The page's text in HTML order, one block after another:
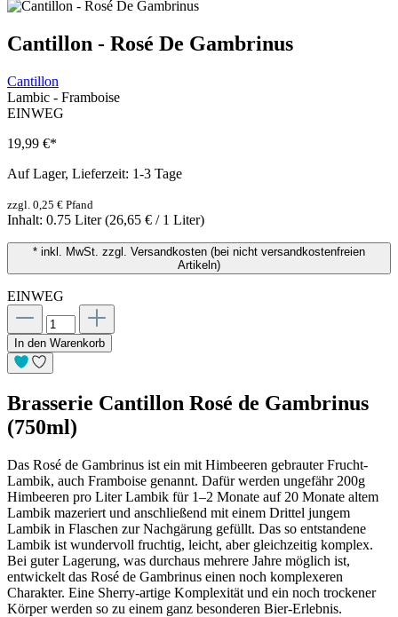
Cantillon - Rosé De Gambrinus
Cantillon
Lambic - Framboise
EINWEG
19,99 €*
Auf Lager, Lieferzeit: 1-3 Tage
zzgl. 0,25 € Pfand
Inhalt: 0.75 Liter(26,65 € / 1 Liter)
* inkl. MwSt. zzgl. Versandkosten (bei nicht versandkostenfreien
Artikeln)
EINWEG
In den Warenkorb
Brasserie Cantillon Rosé de Gambrinus
(750ml)
Das Rosé de Gambrinus ist ein mit Himbeeren gebrauter Frucht-
Lambik, auch Framboise genannt. Dafür werden ungefähr 200g
Himbeeren pro Liter Lambik für 1–2 Monate auf 20 Monate altem
Lambik mazeriert und anschließend mit einem Drittel jungem
Lambik in Flaschen zur Nachgärung gefüllt. Das so entstandene
Lambik ist wundervoll fruchtig, leicht, aber gleichzeitig komplex.
Bei guter Lagerung, was durchaus mehrere Jahre möglich ist,
entwickelt das Rosé de Gambrinus einen noch komplexeren
Charakter. Eine Sherry-artige Komplexität und ein noch trockener
Körper werden so zu einem ganz besonderen Bier-Erlebnis.